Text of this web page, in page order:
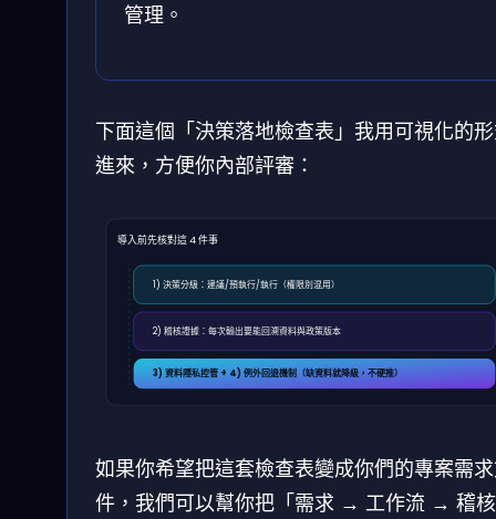
管理。
下面這個「決策落地檢查表」我用可視化的
進來，方便你內部評審：
導入前先核對這 4 件事
1) 決策分級：建議/預執行/執行（權限別混用）
2) 稽核證據：每次輸出要能回溯資料與政策版本
3) 資料隱私控管 + 4) 例外回退機制（缺資料就降級，不硬推）
如果你希望把這套檢查表變成你們的專案需
件，我們可以幫你把「需求 → 工作流 → 稽